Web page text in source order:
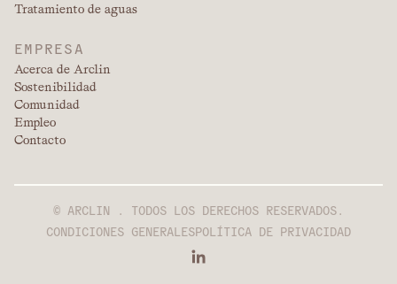
Tratamiento de aguas
EMPRESA
Acerca de Arclin
Sostenibilidad
Comunidad
Empleo
Contacto
CONDICIONES GENERALESPOLÍTICA DE PRIVACIDAD
© ARCLIN . TODOS LOS DERECHOS RESERVADOS.